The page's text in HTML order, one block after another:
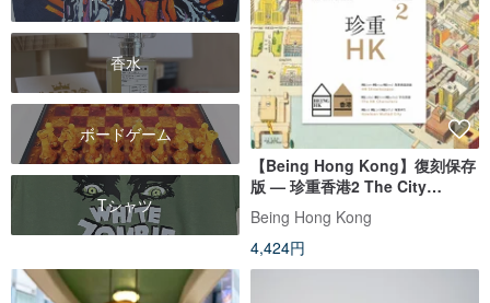
香水
ボードゲーム
Tシャツ
【Being Hong Kong】復刻保存
版 — 珍重香港2 The City
Special
Being Hong Kong
4,424円